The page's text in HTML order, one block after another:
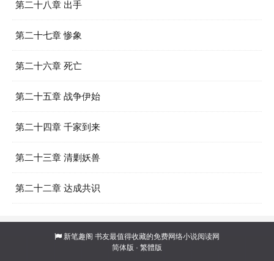
第二十八章 出手
第二十七章 惨象
第二十六章 死亡
第二十五章 战争伊始
第二十四章 千家到来
第二十三章 清剿妖兽
第二十二章 达成共识
新笔趣阁 书友最值得收藏的免费网络小说阅读网
简体版 · 繁體版